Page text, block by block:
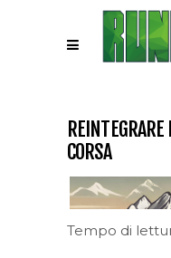
CORSA
Tempo di